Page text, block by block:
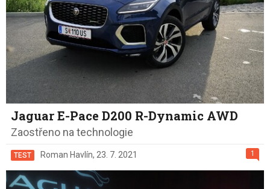
Jaguar E-Pace D200 R-Dynamic AWD
Zaostřeno na technologie
1
TEST Roman Havlín, 23. 7. 2021